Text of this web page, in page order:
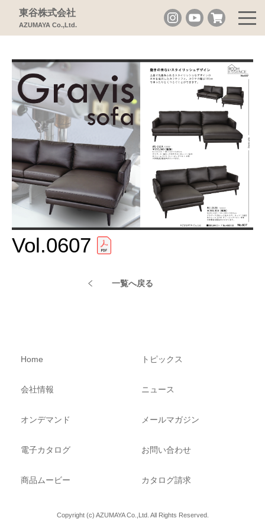
東谷株式会社
AZUMAYA Co.,Ltd.
Vol.0607
一覧へ戻る
Home
会社情報
オンデマンド
電子カタログ
商品ムービー
トピックス
ニュース
メールマガジン
お問い合わせ
カタログ請求
Copyright (c) AZUMAYA Co.,Ltd. All Rights Reserved.